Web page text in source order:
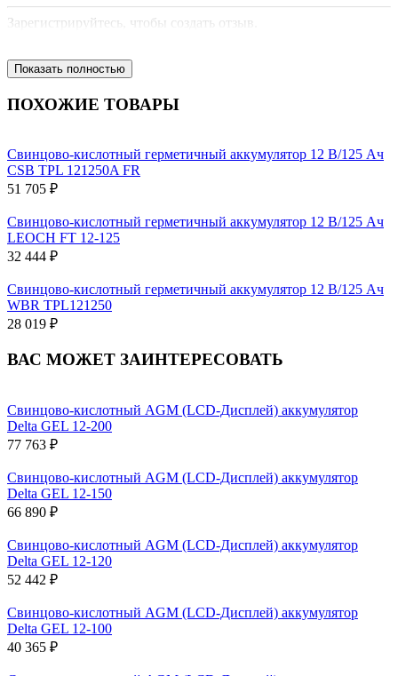
Зарегистрируйтесь, чтобы создать отзыв.
Показать полностью
ПОХОЖИЕ ТОВАРЫ
Свинцово-кислотный герметичный аккумулятор 12 В/125 Ач
CSB TPL 121250A FR
51 705 ₽
Свинцово-кислотный герметичный аккумулятор 12 В/125 Ач
LEOCH FT 12-125
32 444 ₽
Свинцово-кислотный герметичный аккумулятор 12 В/125 Ач
WBR TPL121250
28 019 ₽
ВАС МОЖЕТ ЗАИНТЕРЕСОВАТЬ
Свинцово-кислотный AGM (LCD-Дисплей) аккумулятор
Delta GEL 12-200
77 763 ₽
Свинцово-кислотный AGM (LCD-Дисплей) аккумулятор
Delta GEL 12-150
66 890 ₽
Свинцово-кислотный AGM (LCD-Дисплей) аккумулятор
Delta GEL 12-120
52 442 ₽
Свинцово-кислотный AGM (LCD-Дисплей) аккумулятор
Delta GEL 12-100
40 365 ₽